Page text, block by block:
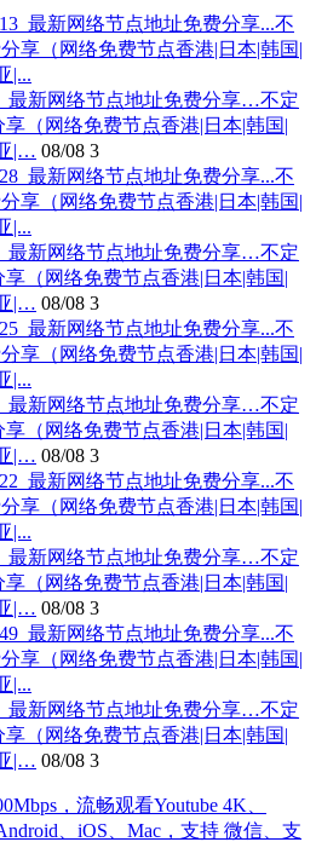
最新网络节点地址免费分享…不定
（网络免费节点香港|日本|韩国|
|… 08/08 3
最新网络节点地址免费分享…不定
（网络免费节点香港|日本|韩国|
|… 08/08 3
最新网络节点地址免费分享…不定
（网络免费节点香港|日本|韩国|
|… 08/08 3
最新网络节点地址免费分享…不定
（网络免费节点香港|日本|韩国|
|… 08/08 3
最新网络节点地址免费分享…不定
（网络免费节点香港|日本|韩国|
|… 08/08 3